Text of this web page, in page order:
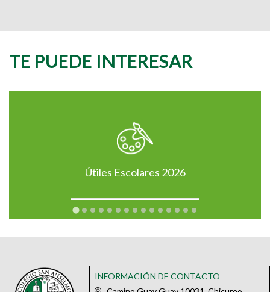
TE PUEDE INTERESAR
Útiles Escolares 2026
INFORMACIÓN DE CONTACTO